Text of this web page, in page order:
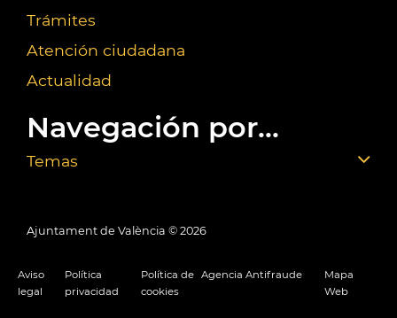
Trámites
Atención ciudadana
Actualidad
Navegación por...
Temas
Ajuntament de València © 2026
Aviso
legal
Política
privacidad
Política de
cookies
Agencia Antifraude
Mapa
Web